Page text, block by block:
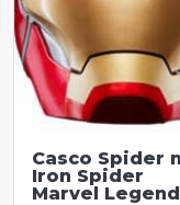
Casco Spider
Iron Spider
Marvel